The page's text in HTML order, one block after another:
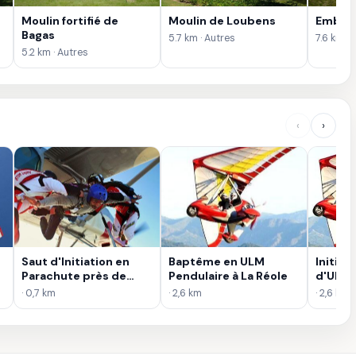
Moulin fortifié de
Bagas
5.2 km · Autres
Moulin de Loubens
5.7 km · Autres 7.6 km ·
‹ ›
Saut d'Initiation en
Parachute près de
Bordeaux
· 0,7 km
Baptême en ULM
Pendulaire à La Réole
· 2,6 km
d'ULM
Réole
· 2,6 km